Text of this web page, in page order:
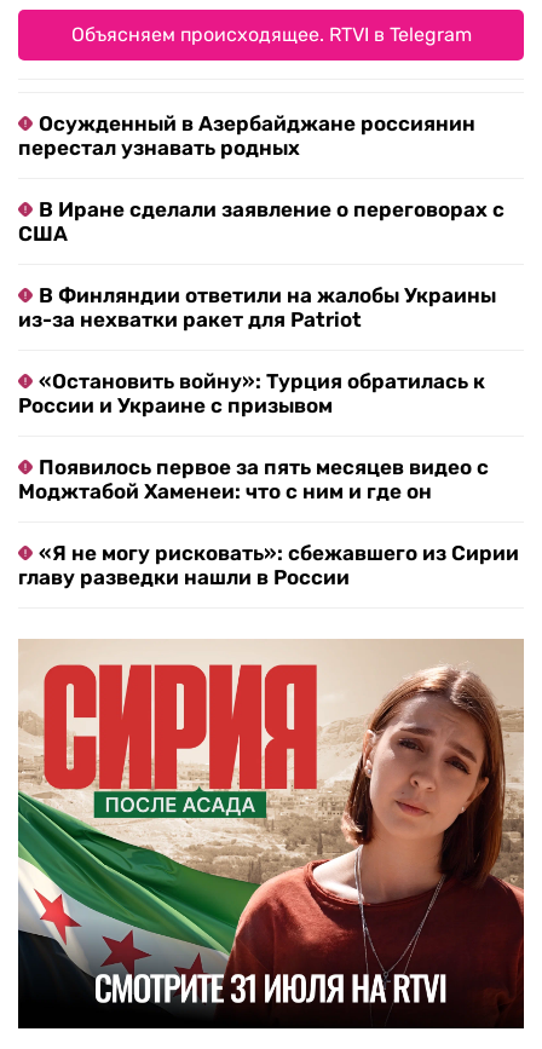
Объясняем происходящее. RTVI в Telegram
Осужденный в Азербайджане россиянин
перестал узнавать родных
В Иране сделали заявление о переговорах с
США
В Финляндии ответили на жалобы Украины
из-за нехватки ракет для Patriot
«Остановить войну»: Турция обратилась к
России и Украине с призывом
Появилось первое за пять месяцев видео с
Моджтабой Хаменеи: что с ним и где он
«Я не могу рисковать»: сбежавшего из Сирии
главу разведки нашли в России